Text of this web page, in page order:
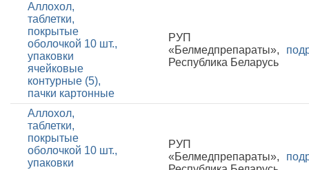
Аллохол,
таблетки,
покрытые
оболочкой 10 шт.,
упаковки
ячейковые
контурные (5),
пачки картонные
РУП
«Белмедпрепараты»,
Республика Беларусь
Аллохол,
таблетки,
покрытые
оболочкой 10 шт.,
упаковки
РУП
«Белмедпрепараты»,